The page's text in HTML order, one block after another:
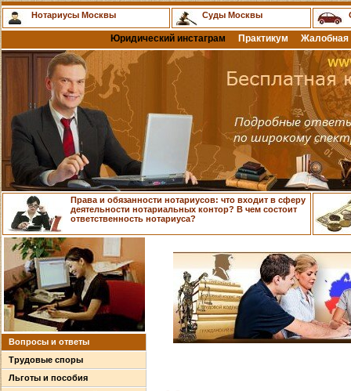
Нотариусы Москвы Суды Москвы
Юридический инстаграм Практикум Жалобная
Права и обязанности нотариусов: что входит в сферу
деятельности нотариальных контор? В чем состоит
ответственность нотариуса?
Вопросы и ответы
Трудовые споры
Льготы и пособия